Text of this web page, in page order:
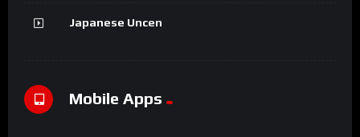
Japanese Uncen
Mobile Apps